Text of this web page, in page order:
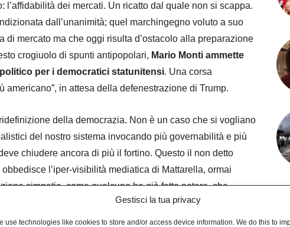
Gestisci la tua privacy
use technologies like cookies to store and/or access device information. We do this to
l’affidabilità dei mercati. Un ricatto dal quale non si scappa.
dall’unanimità; quel marchingegno voluto a suo
di mercato ma che oggi risulta d’ostacolo alla preparazione
crogiuolo di spunti antipopolari, Mario Monti ammette
per i democratici statunitensi. Una corsa
americano”, in attesa della defenestrazione di Trump.
della democrazia. Non è un caso che si vogliano
del nostro sistema invocando più governabilità e più
chiudere ancora di più il fortino. Questo il non detto
l’iper-visibilità mediatica di Mattarella, ormai
simpatia, come qualcuno ha già fatto notare, che
come ha ampiamente dimostrato il caso Nicole